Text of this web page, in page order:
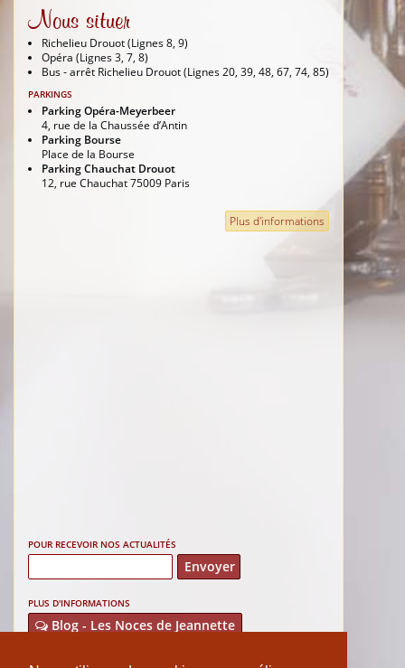
Nous situer
Richelieu Drouot (Lignes 8, 9)
Opéra (Lignes 3, 7, 8)
Bus - arrêt Richelieu Drouot (Lignes 20, 39, 48, 67, 74, 85)
PARKINGS
Parking Opéra-Meyerbeer
4, rue de la Chaussée d’Antin
Parking Bourse
Place de la Bourse
Parking Chauchat Drouot
12, rue Chauchat 75009 Paris
Plus d'informations
POUR RECEVOIR NOS ACTUALITÉS
PLUS D'INFORMATIONS
Blog - Les Noces de Jeannette